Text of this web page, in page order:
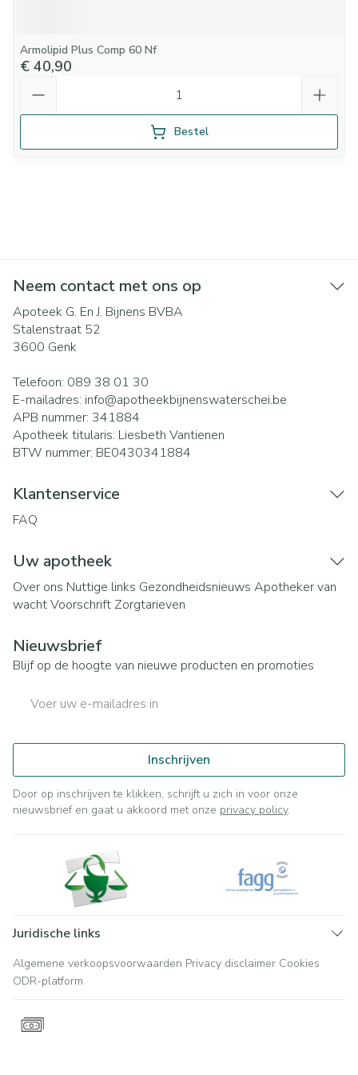
Armolipid Plus Comp 60 Nf
€ 40,90
Bestel
Neem contact met ons op
Apoteek G. En J. Bijnens BVBA
Stalenstraat 52
3600 Genk
Telefoon: 089 38 01 30
E-mailadres: info@apotheekbijnenswaterschei.be
APB nummer: 341884
Apotheek titularis: Liesbeth Vantienen
BTW nummer: BE0430341884
Klantenservice
FAQ
Uw apotheek
Over ons Nuttige links Gezondheidsnieuws Apotheker van
wachtVoorschrift Zorgtarieven
Nieuwsbrief
Blijf op de hoogte van nieuwe producten en promoties
Inschrijven
Door op inschrijven te klikken, schrijft u zich in voor onze
nieuwsbrief en gaat u akkoord met onze privacy policy.
Juridische links
Algemene verkoopsvoorwaarden Privacy disclaimer Cookies
ODR-platform